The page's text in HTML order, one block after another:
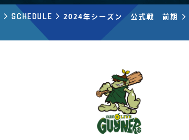
Schedule 2024年シーズン 公式戦 前期